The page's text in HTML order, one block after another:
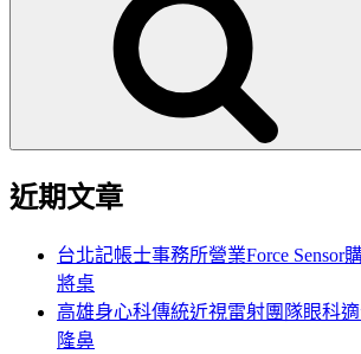
近期文章
台北記帳士事務所營業Force Sensor
將桌
高雄身心科傳統近視雷射團隊眼科
隆鼻